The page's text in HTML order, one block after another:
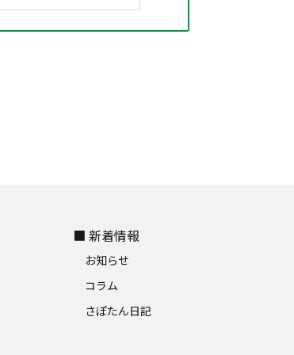
■ 新着情報
お知らせ
コラム
さぽたん日記